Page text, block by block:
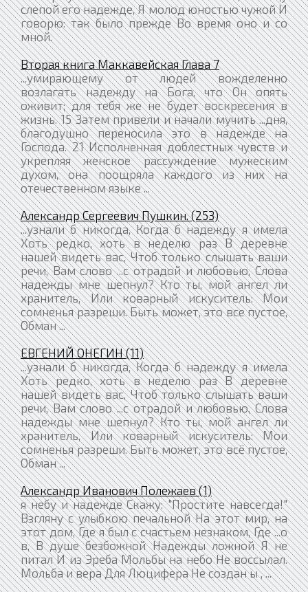
слепой его надежде, Я молод юностью чужой И
говорю: так было прежде Во время оно и со
мной.
Вторая книга Маккавейская Глава 7
...умирающему от людей вожделенно
возлагать надежду на Бога, что Он опять
оживит; для тебя же не будет воскресения в
жизнь. 15 Затем привели и начали мучить ...дня,
благодушно переносила это в надежде на
Господа. 21 Исполненная доблестных чувств и
укрепляя женское рассуждение мужеским
духом, она поощряла каждого из них на
отечественном языке ...
Александр Сергеевич Пушкин. (253)
...узнали б никогда, Когда б надежду я имела
Хоть редко, хоть в неделю раз В деревне
нашей видеть вас, Чтоб только слышать ваши
речи, Вам слово ...с отрадой и любовью, Слова
надежды мне шепнул? Кто ты, мой ангел ли
хранитель, Или коварный искуситель: Мои
сомненья разреши. Быть может, это все пустое,
Обман ...
ЕВГЕНИЙ ОНЕГИН (11)
...узнали б никогда, Когда б надежду я имела
Хоть редко, хоть в неделю раз В деревне
нашей видеть вас, Чтоб только слышать ваши
речи, Вам слово ...с отрадой и любовью, Слова
надежды мне шепнул? Кто ты, мой ангел ли
хранитель, Или коварный искуситель: Мои
сомненья разреши. Быть может, это всё пустое,
Обман ...
Александр Иванович Полежаев (1)
я небу и надежде Скажу: "Простите навсегда!"
Взгляну с улыбкою печальной На этот мир, на
этот дом, Где я был с счастьем незнаком, Где ...о
в, В душе безбожной Надежды ложной Я не
питал И из Эреба Мольбы на небо Не воссылал.
Мольба и вера Для Люцифера Не создан ы , ...